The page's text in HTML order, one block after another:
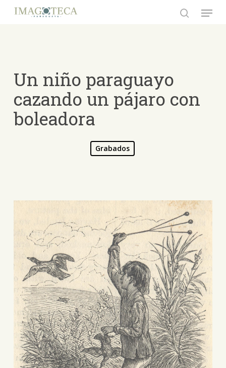
Menu
Un niño paraguayo
cazando un pájaro con
boleadora
Grabados